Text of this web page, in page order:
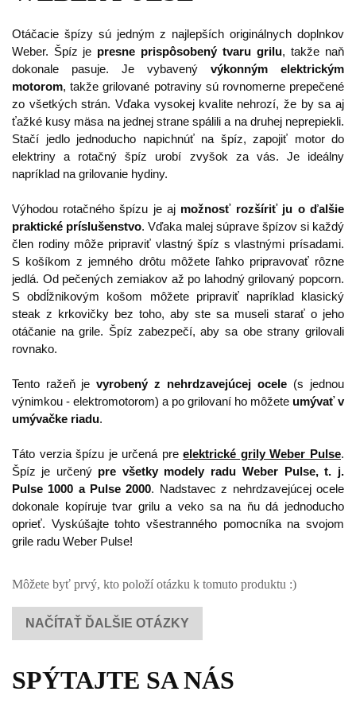
Otáčacie špízy sú jedným z najlepších originálnych doplnkov
Weber. Špíz je presne prispôsobený tvaru grilu, takže naň
dokonale pasuje. Je vybavený výkonným elektrickým
motorom, takže grilované potraviny sú rovnomerne prepečené
zo všetkých strán. Vďaka vysokej kvalite nehrozí, že by sa aj
ťažké kusy mäsa na jednej strane spálili a na druhej neprepiekli.
Stačí jedlo jednoducho napichnúť na špíz, zapojiť motor do
elektriny a rotačný špíz urobí zvyšok za vás. Je ideálny
napríklad na grilovanie hydiny.
Výhodou rotačného špízu je aj možnosť rozšíriť ju o ďalšie
praktické príslušenstvo. Vďaka malej súprave špízov si každý
člen rodiny môže pripraviť vlastný špíz s vlastnými prísadami.
S košíkom z jemného drôtu môžete ľahko pripravovať rôzne
jedlá. Od pečených zemiakov až po lahodný grilovaný popcorn.
S obdĺžnikovým košom môžete pripraviť napríklad klasický
steak z krkovičky bez toho, aby ste sa museli starať o jeho
otáčanie na grile. Špíz zabezpečí, aby sa obe strany grilovali
rovnako.
Tento ražeň je vyrobený z nehrdzavejúcej ocele (s jednou
výnimkou - elektromotorom) a po grilovaní ho môžete umývať v
umývačke riadu.
Táto verzia špízu je určená pre elektrické grily Weber Pulse.
Špíz je určený pre všetky modely radu Weber Pulse, t. j.
Pulse 1000 a Pulse 2000. Nadstavec z nehrdzavejúcej ocele
dokonale kopíruje tvar grilu a veko sa na ňu dá jednoducho
oprieť. Vyskúšajte tohto všestranného pomocníka na svojom
grile radu Weber Pulse!
Môžete byť prvý, kto položí otázku k tomuto produktu :)
NAČÍTAŤ ĎALŠIE OTÁZKY
SPÝTAJTE SA NÁS